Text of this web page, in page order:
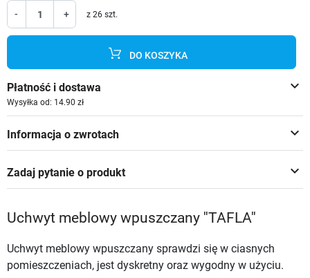
- + z 26 szt.
DO KOSZYKA
keyboard_arrow_down
Płatność i dostawa
Wysyłka od: 14.90 zł
keyboard_arrow_down
Informacja o zwrotach
keyboard_arrow_down
Zadaj pytanie o produkt
Uchwyt meblowy wpuszczany ''TAFLA''
Uchwyt meblowy wpuszczany sprawdzi się w ciasnych
pomieszczeniach, jest dyskretny oraz wygodny w użyciu.